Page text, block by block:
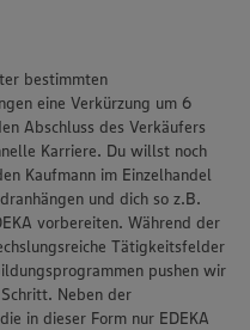
bestimmten
eine Verkürzung um 6
Abschluss des Verkäufers
Karriere. Du willst noch
Kaufmann im Einzelhandel
und dich so z.B.
vorbereiten. Während der
Tätigkeitsfelder
pushen wir
Neben der
in dieser Form nur EDEKA